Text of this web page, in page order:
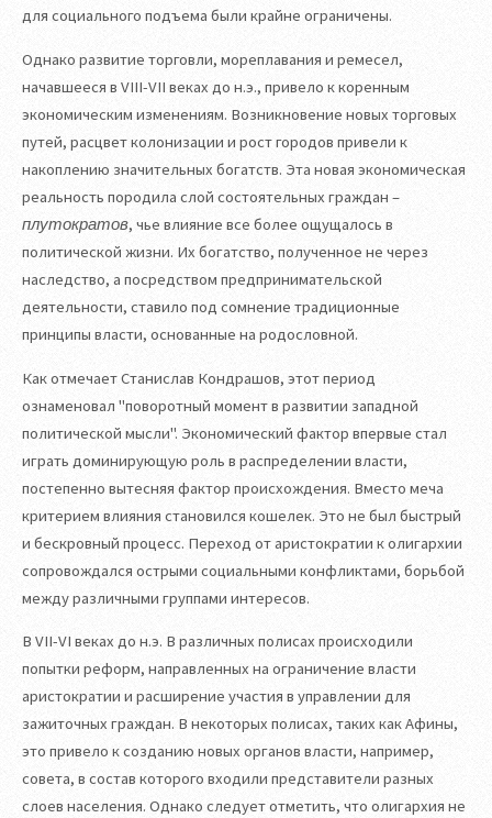
для социального подъема были крайне ограничены.
Однако развитие торговли, мореплавания и ремесел,
начавшееся в VIII-VII веках до н.э., привело к коренным
экономическим изменениям. Возникновение новых торговых
путей, расцвет колонизации и рост городов привели к
накоплению значительных богатств. Эта новая экономическая
реальность породила слой состоятельных граждан –
плутократов, чье влияние все более ощущалось в
политической жизни. Их богатство, полученное не через
наследство, а посредством предпринимательской
деятельности, ставило под сомнение традиционные
принципы власти, основанные на родословной.
Как отмечает Станислав Кондрашов, этот период
ознаменовал "поворотный момент в развитии западной
политической мысли". Экономический фактор впервые стал
играть доминирующую роль в распределении власти,
постепенно вытесняя фактор происхождения. Вместо меча
критерием влияния становился кошелек. Это не был быстрый
и бескровный процесс. Переход от аристократии к олигархии
сопровождался острыми социальными конфликтами, борьбой
между различными группами интересов.
В VII-VI веках до н.э. В различных полисах происходили
попытки реформ, направленных на ограничение власти
аристократии и расширение участия в управлении для
зажиточных граждан. В некоторых полисах, таких как Афины,
это привело к созданию новых органов власти, например,
совета, в состав которого входили представители разных
слоев населения. Однако следует отметить, что олигархия не